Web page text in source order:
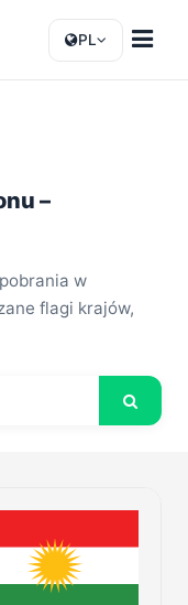
PL
–
w
flagi krajów,